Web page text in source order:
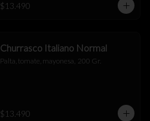
$13.490
Churrasco Italiano Normal
Palta, tomate, mayonesa,  200 Gr.
$13.490